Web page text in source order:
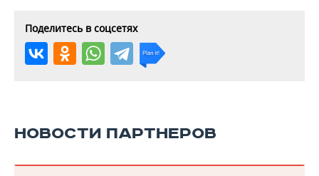
Поделитесь в соцсетях
НОВОСТИ ПАРТНЕРОВ